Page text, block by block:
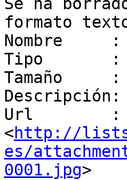
Se ha
formato
Nombre     :
Tipo       :
Tamaño     :
Descripción:
Url        :
<http://
es/
0001.jpg